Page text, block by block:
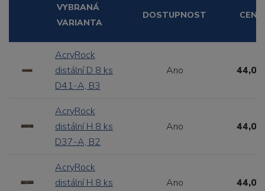
VYBRANÁ
VARIANTA
DOSTUPNOST CENA
AcryRock
distální D 8 ks
D41-A, B3
Ano 44,00
AcryRock
distální H 8 ks
D37-A, B2
Ano 44,00
AcryRock
distální H 8 ks
Ano 44,00